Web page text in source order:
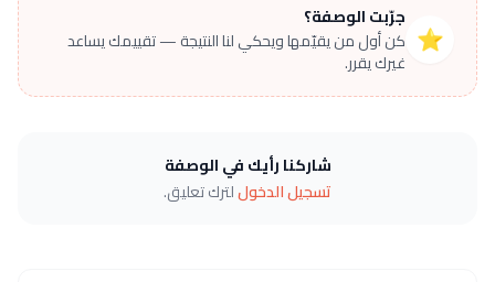
⭐
جرّبت الوصفة؟
كن أول من يقيّمها ويحكي لنا النتيجة — تقييمك يساعد
غيرك يقرر.
شاركنا رأيك في الوصفة
تسجيل الدخوللترك تعليق.